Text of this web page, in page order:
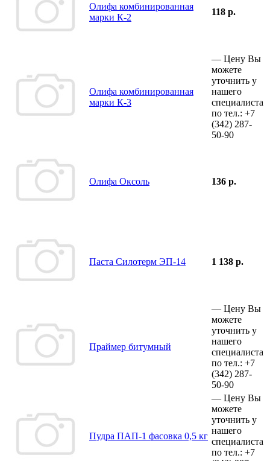
Олифа комбинированная
марки К-2
118 р.
Олифа комбинированная
марки К-3
— Цену Вы
можете
уточнить у
нашего
специалиста
по тел.: +7
(342) 287-
50-90
Олифа Оксоль 136 р.
Паста Силотерм ЭП-14 1 138 р.
Праймер битумный
— Цену Вы
можете
уточнить у
нашего
специалиста
по тел.: +7
(342) 287-
50-90
Пудра ПАП-1 фасовка 0,5 кг
— Цену Вы
можете
уточнить у
нашего
специалиста
по тел.: +7